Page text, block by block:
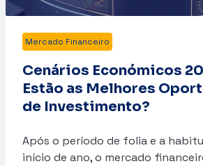
Mercado Financeiro
Cenários Económicos
Estão as Melhores
de Investimento?
Após o período de folia e a
início de ano, o mercado